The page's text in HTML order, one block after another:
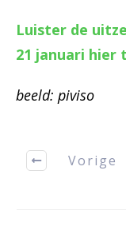
Luister de
21 januari hier
beeld: piviso
Vorige